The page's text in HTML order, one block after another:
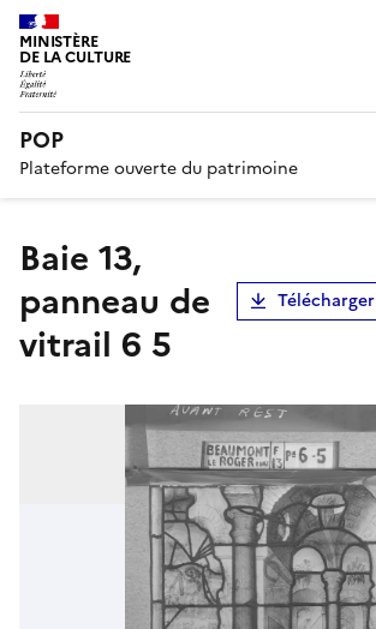
MINISTÈRE
DE LA CULTURE
POP
Plateforme ouverte du patrimoine
Baie 13,
panneau de
vitrail 6 5
Télécharger